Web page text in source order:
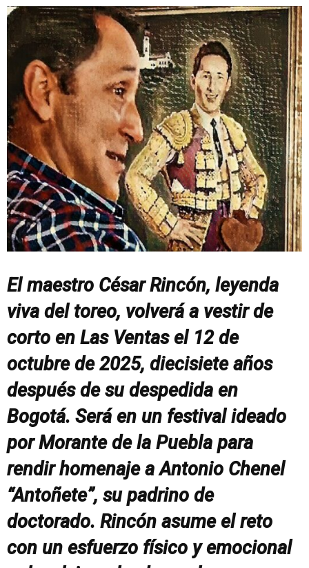
El maestro César Rincón, leyenda
viva del toreo, volverá a vestir de
corto en Las Ventas el 12 de
octubre de 2025, diecisiete años
después de su despedida en
Bogotá. Será en un festival ideado
por Morante de la Puebla para
rendir homenaje a Antonio Chenel
“Antoñete”, su padrino de
doctorado. Rincón asume el reto
con un esfuerzo físico y emocional